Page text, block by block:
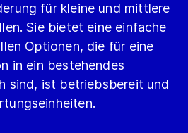
für kleine und mittlere
Sie bietet eine einfache
Optionen, die für eine
in ein bestehendes
sind, ist betriebsbereit und